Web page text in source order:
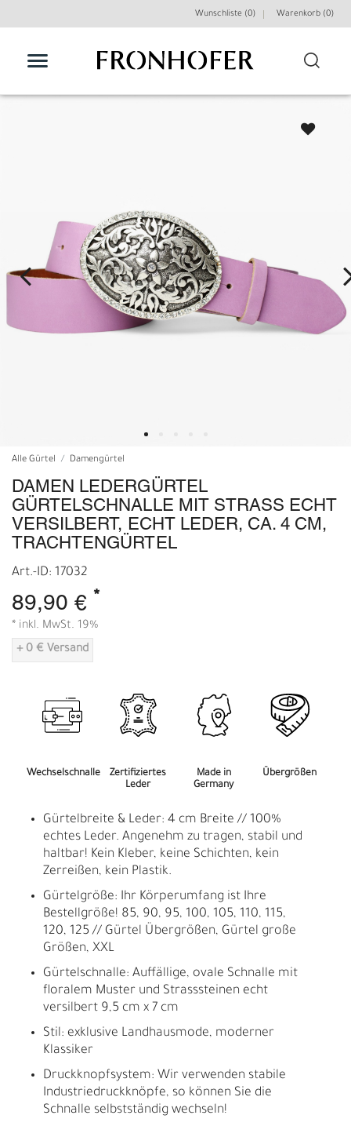
Wunschliste (0) Warenkorb (0)
Alle Gürtel Damengürtel
DAMEN LEDERGÜRTEL
GÜRTELSCHNALLE MIT STRASS ECHT
VERSILBERT, ECHT LEDER, CA. 4 CM,
TRACHTENGÜRTEL
Art.-ID: 17032
89,90 € *
* inkl. MwSt. 19%
+ 0 € Versand
Wechselschnalle
Zertifiziertes
Leder
Made in
Germany
Übergrößen
Gürtelbreite & Leder: 4 cm Breite // 100%
echtes Leder. Angenehm zu tragen, stabil und
haltbar! Kein Kleber, keine Schichten, kein
Zerreißen, kein Plastik.
Gürtelgröße: Ihr Körperumfang ist Ihre
Bestellgröße! 85, 90, 95, 100, 105, 110, 115,
120, 125 // Gürtel Übergrößen, Gürtel große
Größen, XXL
Gürtelschnalle: Auffällige, ovale Schnalle mit
floralem Muster und Strasssteinen echt
versilbert 9,5 cm x 7 cm
Stil: exklusive Landhausmode, moderner
Klassiker
Druckknopfsystem: Wir verwenden stabile
Industriedruckknöpfe, so können Sie die
Schnalle selbstständig wechseln!